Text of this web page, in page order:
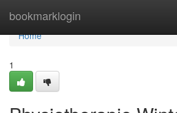
bookmarklogin
Home
Home
1